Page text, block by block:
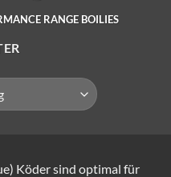
RANGE BOILIES
Köder sind optimal für